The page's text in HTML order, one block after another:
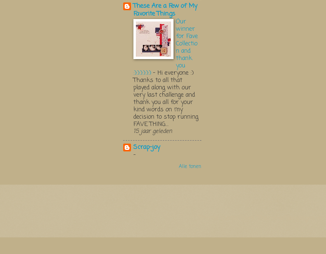
These Are a Few of My
Favorite Things
Our
winner
for Fave
Collectio
n and
thank
you
:):):):):):) - Hi everyone :)
Thanks to all that
played along with our
very last challenge and
thank you all for your
kind words on my
decision to stop running
FAVE THING...
15 jaar geleden
Scrap-joy
-
Alle tonen